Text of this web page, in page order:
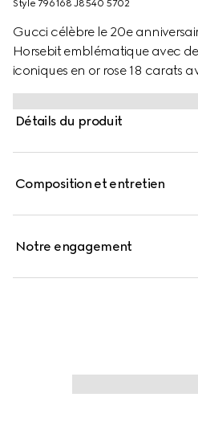
Style ‎796168 J8540 5702
Gucci célèbre le 20e
Horsebit emblématique avec
iconiques en or rose 18 carats
bague à détail Mors est
étincelant au centre.
Détails du produit
Composition et entretien
Notre engagement